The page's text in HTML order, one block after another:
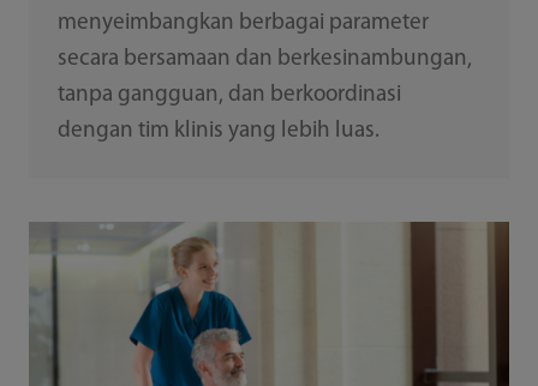
menyeimbangkan berbagai parameter
secara bersamaan dan berkesinambungan,
tanpa gangguan, dan berkoordinasi
dengan tim klinis yang lebih luas.